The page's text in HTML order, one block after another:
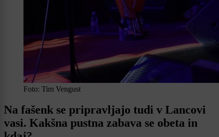
Foto: Tim Vengust
Na fašenk se pripravljajo tudi v Lancovi
vasi. Kakšna pustna zabava se obeta in